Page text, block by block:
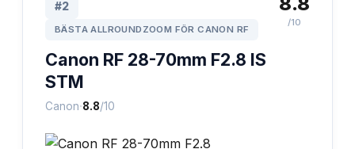
#2
BÄSTA ALLROUNDZOOM FÖR CANON RF
Canon RF 28-70mm F2.8 IS
STM
Canon·8.8/10
/10